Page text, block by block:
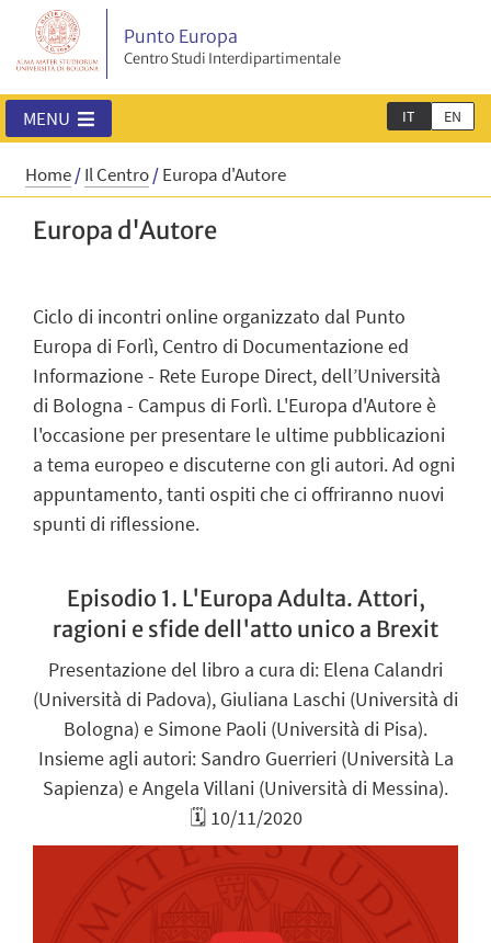
Punto Europa
Centro Studi Interdipartimentale
IT EN
MENU
Home/Il Centro/Europa d'Autore
Europa d'Autore
Ciclo di incontri online organizzato dal Punto
Europa di Forlì, Centro di Documentazione ed
Informazione - Rete Europe Direct, dell’Università
di Bologna - Campus di Forlì. L'Europa d'Autore è
l'occasione per presentare le ultime pubblicazioni
a tema europeo e discuterne con gli autori. Ad ogni
appuntamento, tanti ospiti che ci offriranno nuovi
spunti di riflessione.
Episodio 1. L'Europa Adulta. Attori,
ragioni e sfide dell'atto unico a Brexit
Presentazione del libro a cura di: Elena Calandri
(Università di Padova), Giuliana Laschi (Università di
Bologna) e Simone Paoli (Università di Pisa).
Insieme agli autori: Sandro Guerrieri (Università La
Sapienza) e Angela Villani (Università di Messina).
🗓️ 10/11/2020